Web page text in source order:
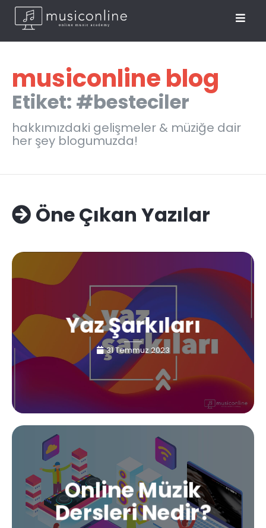
musiconline blog
Etiket: #besteciler
hakkımızdaki gelişmeler & müziğe dair
her şey blogumuzda!
Öne Çıkan Yazılar
Yaz Şarkıları
31 Temmuz 2023
Online Müzik
Dersleri Nedir?